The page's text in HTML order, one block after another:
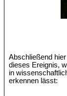
Abschließend
dieses Ereignis,
in
erkennen lässt: